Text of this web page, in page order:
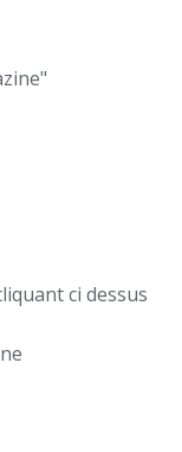
ci dessus